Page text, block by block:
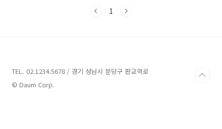
듣는 이들의 마음을 사로잡았습니다. '나비처럼 날아서'는 포근한 목소
1
TEL. 02.1234.5678 / 경기 성남시 분당구 판교역로
© Daum Corp.